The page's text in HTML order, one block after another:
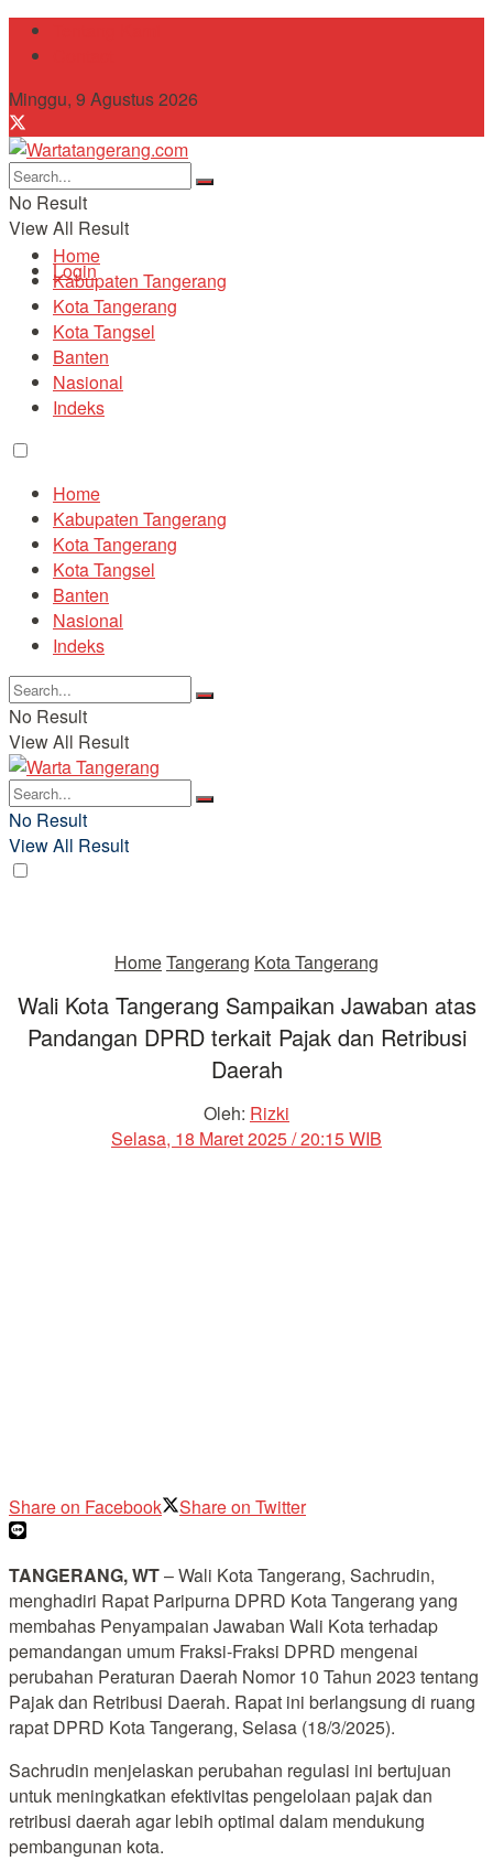
Minggu, 9 Agustus 2026
No Result
View All Result
Login
Home
Kabupaten Tangerang
Kota Tangerang
Kota Tangsel
Banten
Nasional
Indeks
Home
Kabupaten Tangerang
Kota Tangerang
Kota Tangsel
Banten
Nasional
Indeks
No Result
View All Result
No Result
View All Result
HomeTangerang Kota Tangerang
Wali Kota Tangerang Sampaikan Jawaban atas
Pandangan DPRD terkait Pajak dan Retribusi
Daerah
Oleh: Rizki
Selasa, 18 Maret 2025 / 20:15 WIB
Share on Facebook Share on Twitter
TANGERANG, WT– Wali Kota Tangerang, Sachrudin,
menghadiri Rapat Paripurna DPRD Kota Tangerang yang
membahas Penyampaian Jawaban Wali Kota terhadap
pemandangan umum Fraksi-Fraksi DPRD mengenai
perubahan Peraturan Daerah Nomor 10 Tahun 2023 tentang
Pajak dan Retribusi Daerah. Rapat ini berlangsung di ruang
rapat DPRD Kota Tangerang, Selasa (18/3/2025).
Sachrudin menjelaskan perubahan regulasi ini bertujuan
untuk meningkatkan efektivitas pengelolaan pajak dan
retribusi daerah agar lebih optimal dalam mendukung
pembangunan kota.